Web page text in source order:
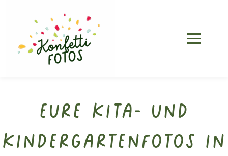
Eure Kita- und
Kindergartenfotos in